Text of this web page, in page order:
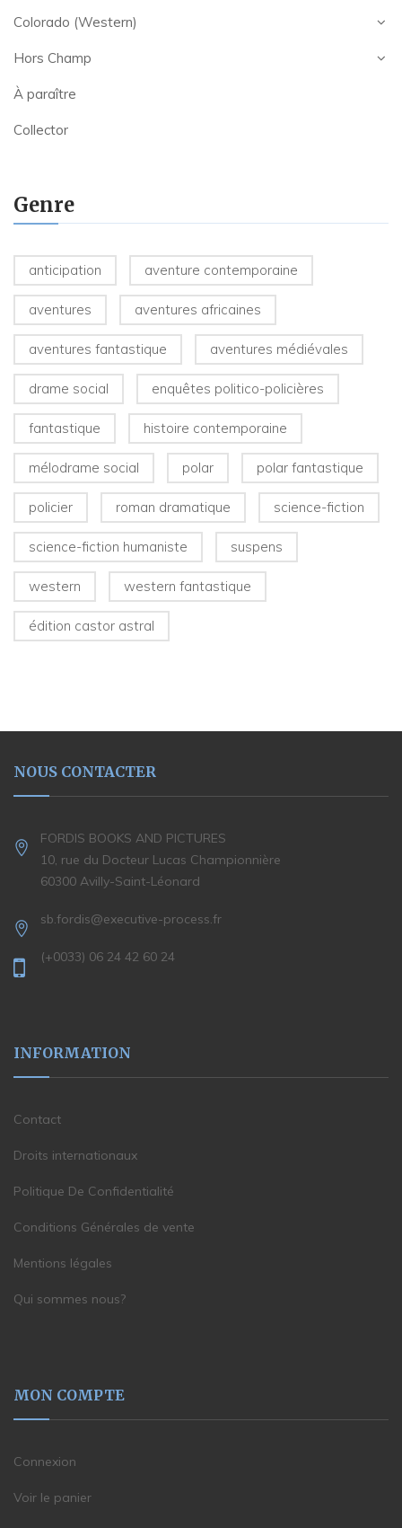
Colorado (Western)
Hors Champ
À paraître
Collector
Genre
anticipation aventure contemporaine
aventures aventures africaines
aventures fantastique aventures médiévales
drame social enquêtes politico-policières
fantastique histoire contemporaine
mélodrame social polar polar fantastique
policier roman dramatique science-fiction
science-fiction humaniste suspens
western western fantastique
édition castor astral
NOUS CONTACTER
FORDIS BOOKS AND PICTURES
10, rue du Docteur Lucas Championnière
60300 Avilly-Saint-Léonard
sb.fordis@executive-process.fr
(+0033) 06 24 42 60 24
INFORMATION
Contact
Droits internationaux
Politique De Confidentialité
Conditions Générales de vente
Mentions légales
Qui sommes nous?
MON COMPTE
Connexion
Voir le panier